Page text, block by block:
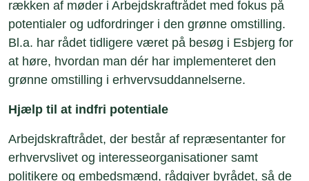
rækken af møder i Arbejdskraftrådet med fokus på
potentialer og udfordringer i den grønne omstilling.
Bl.a. har rådet tidligere været på besøg i Esbjerg for
at høre, hvordan man dér har implementeret den
grønne omstilling i erhvervsuddannelserne.
Hjælp til at indfri potentiale
Arbejdskraftrådet, der består af repræsentanter for
erhvervslivet og interesseorganisationer samt
politikere og embedsmænd, rådgiver byrådet, så de